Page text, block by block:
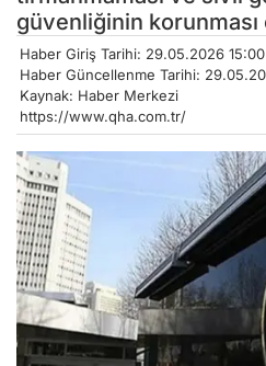
güvenliğinin korunması
Haber Giriş Tarihi: 29.05.2026 15:00
Haber Güncellenme Tarihi:
Kaynak: Haber Merkezi
https://www.qha.com.tr/